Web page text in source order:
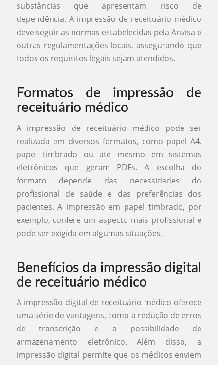
substâncias que apresentam risco de
dependência. A impressão de receituário médico
deve seguir as normas estabelecidas pela Anvisa e
outras regulamentações locais, assegurando que
todos os requisitos legais sejam atendidos.
Formatos de impressão de
receituário médico
A impressão de receituário médico pode ser
realizada em diversos formatos, como papel A4,
papel timbrado ou até mesmo em sistemas
eletrônicos que geram PDFs. A escolha do
formato depende das necessidades do
profissional de saúde e das preferências dos
pacientes. A impressão em papel timbrado, por
exemplo, confere um aspecto mais profissional e
pode ser exigida em algumas situações.
Benefícios da impressão digital
de receituário médico
A impressão digital de receituário médico oferece
uma série de vantagens, como a redução de erros
de transcrição e a possibilidade de
armazenamento eletrônico. Além disso, a
impressão digital permite que os médicos enviem